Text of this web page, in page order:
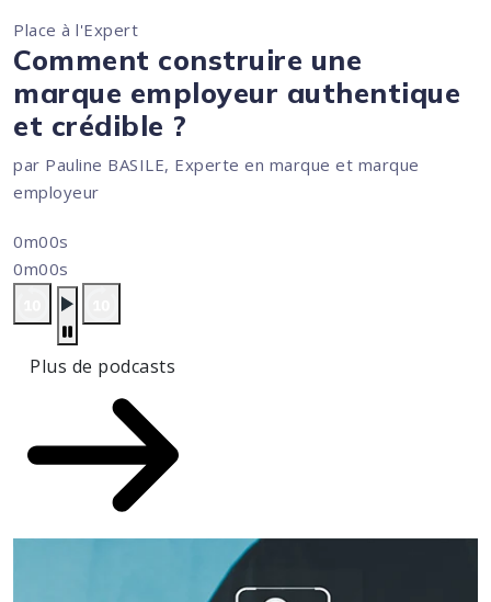
Place à l'Expert
Comment construire une
marque employeur authentique
et crédible ?
par Pauline BASILE, Experte en marque et marque
employeur
0m00s
0m00s
Plus de podcasts